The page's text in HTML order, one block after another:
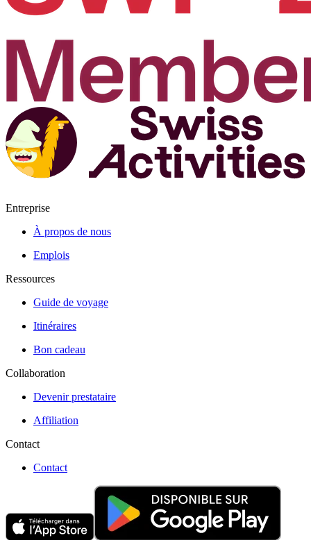
Entreprise
À propos de nous
Emplois
Ressources
Guide de voyage
Itinéraires
Bon cadeau
Collaboration
Devenir prestataire
Affiliation
Contact
Contact